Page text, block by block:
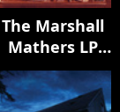
The Marshall
Mathers LP
(25th
Anniversary)